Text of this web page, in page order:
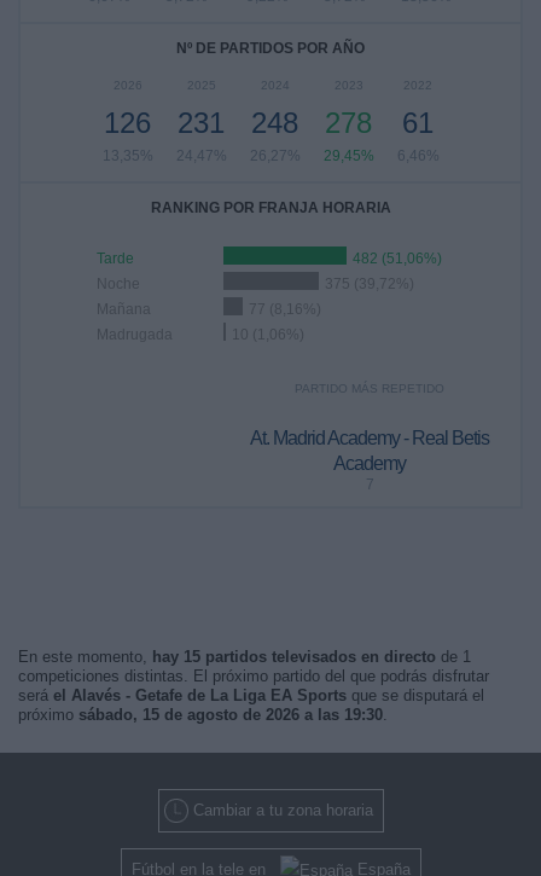
Nº DE PARTIDOS POR AÑO
2026
126
13,35%
2025
231
24,47%
2024
248
26,27%
2023
278
29,45%
2022
61
6,46%
RANKING POR FRANJA HORARIA
Tarde
482 (51,06%)
Noche
375 (39,72%)
Mañana
77 (8,16%)
Madrugada
10 (1,06%)
PARTIDO MÁS REPETIDO
At. Madrid Academy - Real Betis
Academy
7
En este momento, hay 15 partidos televisados en directo de 1
competiciones distintas. El próximo partido del que podrás disfrutar
será el Alavés - Getafe de La Liga EA Sports que se disputará el
próximo sábado, 15 de agosto de 2026 a las 19:30.
Cambiar a tu zona horaria
Fútbol en la tele en España